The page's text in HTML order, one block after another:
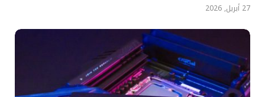
27 أبريل, 2026